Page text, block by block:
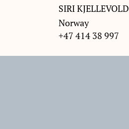
SIRI KJELLEVOLD
Norway
+47 414 38 997